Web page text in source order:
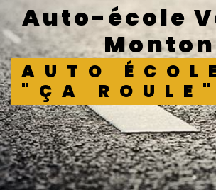
auto-école Veyre-
Monton
AUTO ÉCOLE
"ÇA ROULE"